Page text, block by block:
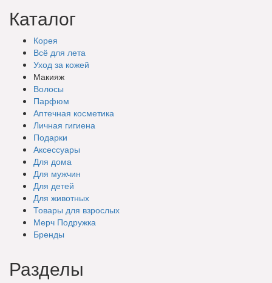
Каталог
Корея
Всё для лета
Уход за кожей
Макияж
Волосы
Парфюм
Аптечная косметика
Личная гигиена
Подарки
Аксессуары
Для дома
Для мужчин
Для детей
Для животных
Товары для взрослых
Мерч Подружка
Бренды
Разделы